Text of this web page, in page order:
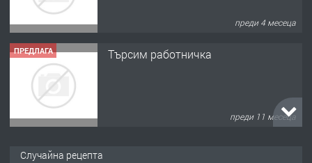
преди 4 месеца
ПРЕДЛАГА Търсим работничка
преди 11 месеца
Случайна рецепта